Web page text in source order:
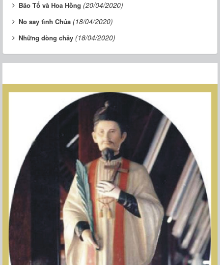
Bão Tố và Hoa Hồng (20/04/2020)
No say tình Chúa (18/04/2020)
Những dòng chảy (18/04/2020)